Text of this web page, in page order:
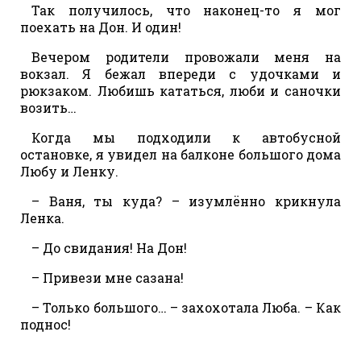
Так получилось, что наконец-то я мог
поехать на Дон. И один!
Вечером родители провожали меня на
вокзал. Я бежал впереди с удочками и
рюкзаком. Любишь кататься, люби и саночки
возить…
Когда мы подходили к автобусной
остановке, я увидел на балконе большого дома
Любу и Ленку.
– Ваня, ты куда? – изумлённо крикнула
Ленка.
– До свидания! На Дон!
– Привези мне сазана!
– Только большого… – захохотала Люба. – Как
поднос!